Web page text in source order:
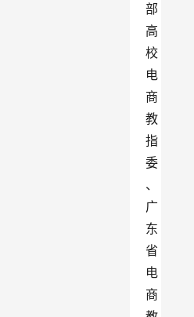
部
高
校
电
商
教
指
委
、
广
东
省
电
商